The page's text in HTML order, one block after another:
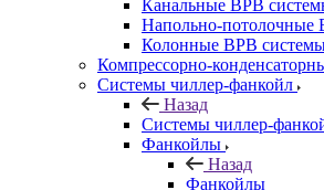
Канальные ВРВ
Напольно-потолочные
Колонные ВРВ
Компрессорно-
Системы чиллер-фанкойл
Назад
Системы чиллер-
Фанкойлы
Назад
Фанкойлы